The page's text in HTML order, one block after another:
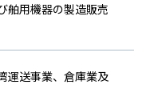
舶用機器の製造販売
運送事業、倉庫業及